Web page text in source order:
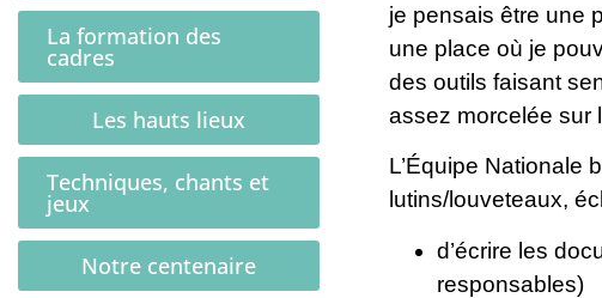
La formation des
cadres
Les hauts lieux
Techniques, chants et
jeux
Notre centenaire
je pensais être une
une place où je
des outils faisant
assez morcelée sur
L’Équipe Nationale
lutins/louveteaux,
d’écrire les
responsables)